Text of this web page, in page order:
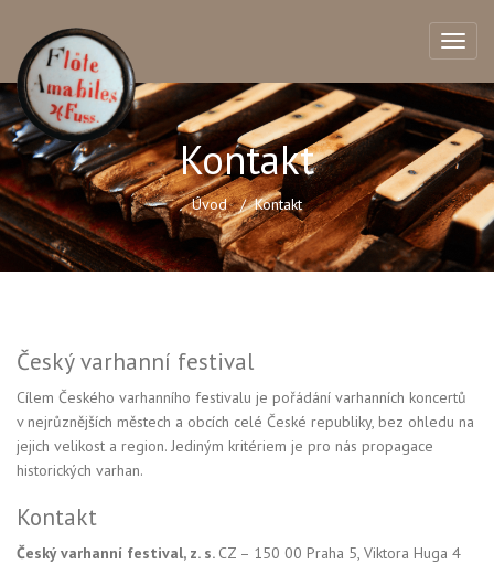
Kontakt
Úvod Kontakt
Český varhanní festival
Cílem Českého varhanního festivalu je pořádání varhanních koncertů
v nejrůznějších městech a obcích celé České republiky, bez ohledu na
jejich velikost a region. Jediným kritériem je pro nás propagace
historických varhan.
Kontakt
Český varhanní festival, z. s. CZ – 150 00 Praha 5, Viktora Huga 4